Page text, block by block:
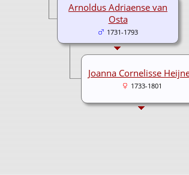
Arnoldus Adriaense van
Osta
1731-1793
Joanna Cornelisse
1733-1801